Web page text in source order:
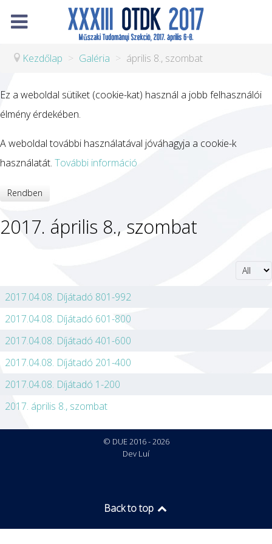
Kezdőlap > Galéria > április 8., szombat
Ez a weboldal sütiket (cookie-kat) használ a jobb felhasználói
élmény érdekében.
A weboldal további használatával jóváhagyja a cookie-k
használatát. További információ
Rendben
2017. április 8., szombat
Display
2017.04.08. Díjátadó 801-992
2017.04.08. Díjátadó 601-800
2017.04.08. Díjátadó 401-600
2017.04.08. Díjátadó 201-400
2017.04.08. Díjátadó 1-200
2017. április 8., szombat
© DUE 2016 - 2026
Dev Luí
Back to top